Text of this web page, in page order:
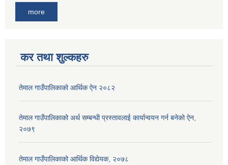
more
कर तथा शुल्कहरु
तेमाल गाउँपालिकाको आर्थिक ऐन २०८२
तेमाल गाउँपालिकाको अर्थ सम्बन्धी प्रस्तावलाई कार्यान्वयन गर्न बनेको ऐन,
२०७९
तेमाल गाउँपालिकाको आर्थिक विद्येयक, २०७८